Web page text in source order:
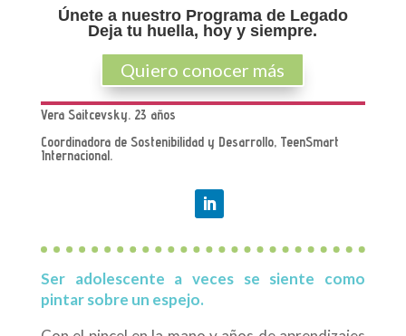
Únete a nuestro Programa de Legado
Deja tu huella, hoy y siempre.
Quiero conocer más
Vera Saitcevsky. 23 años
Coordinadora de Sostenibilidad y Desarrollo, TeenSmart
Internacional.
Ser adolescente a veces se siente como
pintar sobre un espejo.